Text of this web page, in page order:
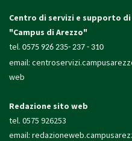
Centro di servizi e supporto
"Campus di Arezzo"
tel. 0575 926 235- 237 - 310
email:
web
Redazione sito web
tel. 0575 926253
email: